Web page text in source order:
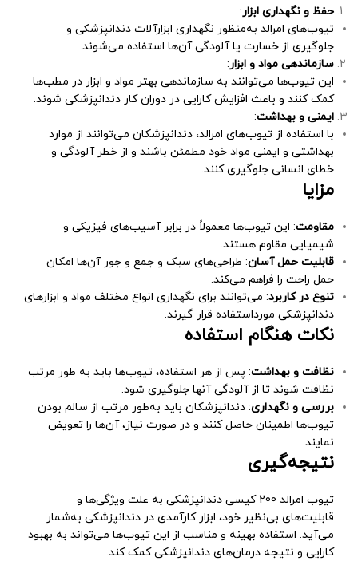
حفظ و نگهداری ابزار:
تیوب‌های امرالد به‌منظور نگهداری ابزارآلات دندانپزشکی و
جلوگیری از خسارت یا آلودگی آن‌ها استفاده می‌شوند.
سازماندهی مواد و ابزار:
این تیوب‌ها می‌توانند به سازماندهی بهتر مواد و ابزار در مطب‌ها
کمک کنند و باعث افزایش کارایی در دوران کار دندانپزشکی شوند.
ایمنی و بهداشت:
با استفاده از تیوب‌های امرالد، دندانپزشکان می‌توانند از موارد
بهداشتی و ایمنی مواد خود مطمئن باشند و از خطر آلودگی و
خطای انسانی جلوگیری کنند.
مزایا
مقاومت: این تیوب‌ها معمولاً در برابر آسیب‌های فیزیکی و
شیمیایی مقاوم هستند.
قابلیت حمل آسان: طراحی‌های سبک و جمع و جور آن‌ها امکان
حمل راحت را فراهم می‌کند.
تنوع در کاربرد: می‌توانند برای نگهداری انواع مختلف مواد و ابزار‌های
دندانپزشکی مورداستفاده قرار گیرند.
نکات هنگام استفاده
نظافت و بهداشت: پس از هر استفاده، تیوب‌ها باید به طور مرتب
نظافت شوند تا از آلودگی آنها جلوگیری شود.
بررسی و نگهداری: دندانپزشکان باید به‌طور مرتب از سالم بودن
تیوب‌ها اطمینان حاصل کنند و در صورت نیاز، آن‌ها را تعویض
نمایند.
نتیجه‌گیری
تیوب امرالد 200 کیسی دندانپزشکی به علت ویژگی‌ها و
قابلیت‌های بی‌نظیر خود، ابزار کارآمدی در دندانپزشکی به‌شمار
می‌آید. استفاده بهینه و مناسب از این تیوب‌ها می‌تواند به بهبود
کارایی و نتیجه درمان‌های دندانپزشکی کمک کند.